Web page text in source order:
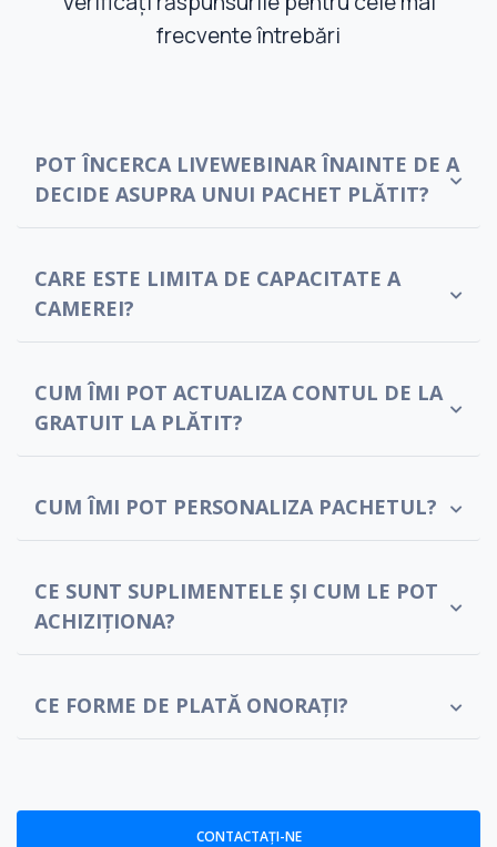
frecvente întrebări
POT ÎNCERCA LIVEWEBINAR ÎNAINTE DE A
DECIDE ASUPRA UNUI PACHET PLĂTIT?
CARE ESTE LIMITA DE CAPACITATE A
CAMEREI?
CUM ÎMI POT ACTUALIZA CONTUL DE LA
GRATUIT LA PLĂTIT?
CUM ÎMI POT PERSONALIZA PACHETUL?
CE SUNT SUPLIMENTELE ȘI CUM LE POT
ACHIZIȚIONA?
CE FORME DE PLATĂ ONORAȚI?
CONTACTAŢI-NE